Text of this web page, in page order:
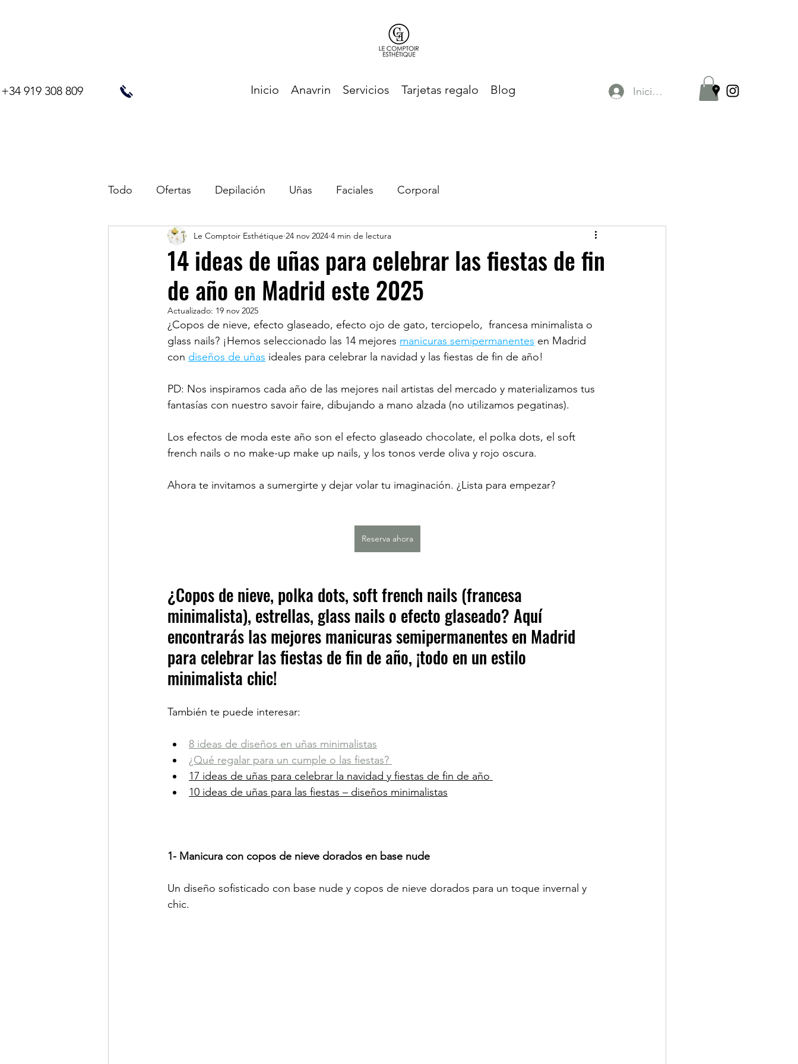
+34 919 308 809 Inicio Anavrin Servicios Tarjetas regalo Blog Iniciar sesión
Todo Ofertas Depilación Uñas Faciales Corporal
14 ideas de uñas para celebrar las fiestas de fin
de año en Madrid este 2025
Le Comptoir Esthétique 24 nov 2024 4 min de lectura
Actualizado: 19 nov 2025
¿Copos de nieve, efecto glaseado, efecto ojo de gato, terciopelo,  francesa minimalista o
glass nails? ¡Hemos seleccionado las 14 mejores manicuras semipermanentes en Madrid
con diseños de uñas ideales para celebrar la navidad y las fiestas de fin de año!
PD: Nos inspiramos cada año de las mejores nail artistas del mercado y materializamos tus
fantasías con nuestro savoir faire, dibujando a mano alzada (no utilizamos pegatinas).
Los efectos de moda este año son el efecto glaseado chocolate, el polka dots, el soft
french nails o no make-up make up nails, y los tonos verde oliva y rojo oscura.
Ahora te invitamos a sumergirte y dejar volar tu imaginación. ¿Lista para empezar?
Reserva ahora
¿Copos de nieve, polka dots, soft french nails (francesa
minimalista), estrellas, glass nails o efecto glaseado? Aquí
encontrarás las mejores manicuras semipermanentes en Madrid
para celebrar las fiestas de fin de año, ¡todo en un estilo
minimalista chic!
También te puede interesar:
8 ideas de diseños en uñas minimalistas
¿Qué regalar para un cumple o las fiestas?
17 ideas de uñas para celebrar la navidad y fiestas de fin de año
10 ideas de uñas para las fiestas – diseños minimalistas
1- Manicura con copos de nieve dorados en base nude
Un diseño sofisticado con base nude y copos de nieve dorados para un toque invernal y
chic.